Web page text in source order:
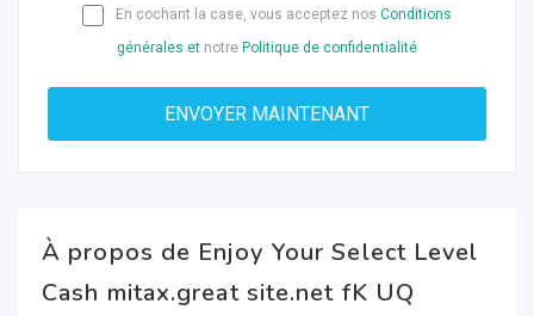
En cochant la case, vous acceptez nos Conditions
générales et notre Politique de confidentialité
À propos de Enjoy Your Select Level
Cash mitax.great site.net fK UQ